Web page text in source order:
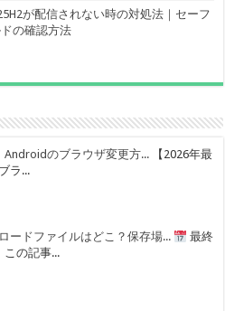
が配信されない時の対処法｜セーフ
の確認方法
Androidのブラウザ変更方...
【2026年最
ラ...
ードファイルはどこ？保存場...
最終
この記事...